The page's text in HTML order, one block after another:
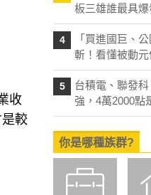
收
較
板三雄誰最具爆
4
「買進國巨、
斬！看懂被動
5
台積電、聯發
強，4萬2000點
你是哪種族群?